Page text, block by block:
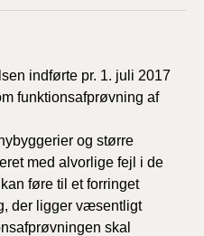
indførte pr. 1. juli 2017
funktionsafprøvning af
og større
med alvorlige fejl i de
føre til et forringet
der ligger væsentligt
skal